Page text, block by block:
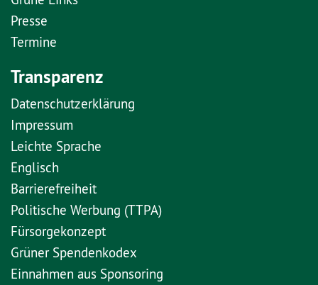
Presse
Termine
Transparenz
Datenschutzerklärung
Impressum
Leichte Sprache
Englisch
Barrierefreiheit
Politische Werbung (TTPA)
Fürsorgekonzept
Grüner Spendenkodex
Einnahmen aus Sponsoring